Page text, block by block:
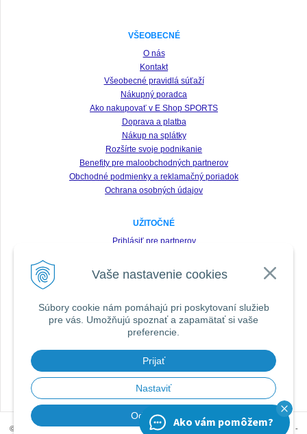
Vaše nastavenie cookies
Súbory cookie nám pomáhajú pri poskytovaní služieb
pre vás. Umožňujú spoznať a zapamätať si vaše
preferencie.
Prijať
Nastaviť
Odmietnuť
VŠEOBECNÉ
O nás
Kontakt
Všeobecné pravidlá súťaží
Nákupný poradca
Ako nakupovať v E Shop SPORTS
Doprava a platba
Nákup na splátky
Rozšírte svoje podnikanie
Benefity pre maloobchodných partnerov
Obchodné podmienky a reklamačný poriadok
Ochrana osobných údajov
UŽITOČNÉ
Prihlásiť pre partnerov
Zabudnuté heslo
SLEDUJTE NÁS VŠADE
DOPORUČIŤ ZNÁMEMU
© 2026 Prúty SPORTEX, Oblečenie Geoff Anderson, Sonary Lowrance | SPORTS.sk -
Ako vám pomôžem?